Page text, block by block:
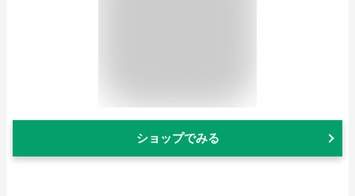
ショップでみる